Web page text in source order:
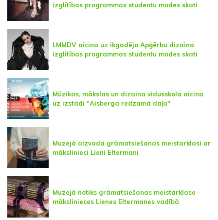
izglītības programmas studentu modes skati
LMMDV aicina uz ikgadējo Apģērbu dizaina
izglītības programmas studentu modes skati
Mūzikas, mākslas un dizaina vidusskola aicina
uz izstādi "Aisberga redzamā daļa"
Muzejā aizvada grāmatsiešanas meistarklasi ar
mākslinieci Lieni Eltermani
Muzejā notiks grāmatsiešanas meistarklase
mākslinieces Lienes Eltermanes vadībā